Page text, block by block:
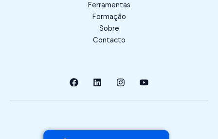
Ferramentas
Formação
Sobre
Contacto